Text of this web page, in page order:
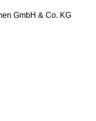
GmbH & Co. KG